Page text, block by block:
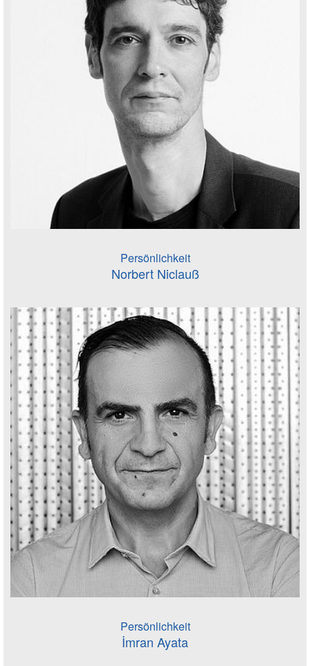
Persönlichkeit
Norbert Niclauß
Persönlichkeit
İmran Ayata